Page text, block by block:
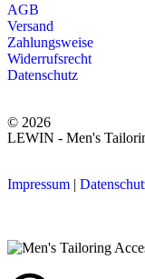
AGB
Versand
Zahlungsweise
Widerrufsrecht
Datenschutz
© 2026
LEWIN - Men's
Impressum |